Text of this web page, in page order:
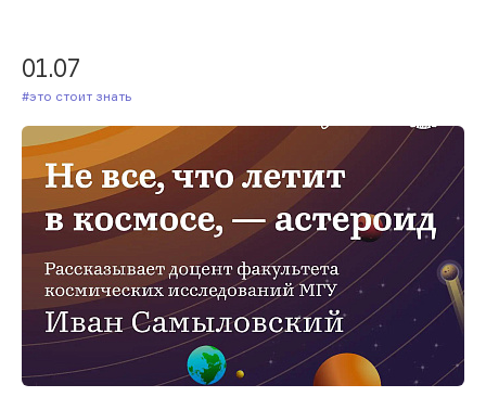
01.07
#Это стоит знать